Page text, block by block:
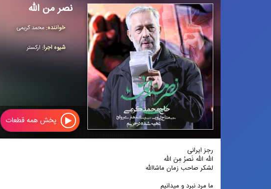
نصر من الله
خواننده: محمد كریمی
شیوه اجرا:اركستر
پخش همه قطعات
رجز ایرانی
الله الله نَصرُ مِنَ الله
لشکر صاحب زمان ماشاالله
ما مرد نبرد و میدانیم